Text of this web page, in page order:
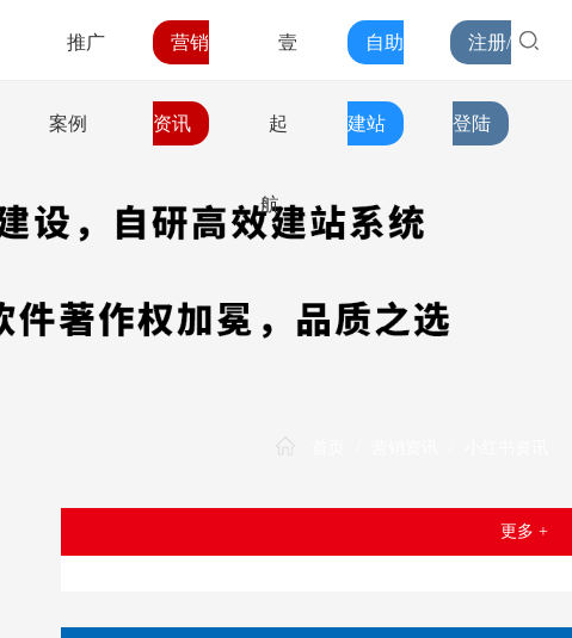
推广
案例
营销
资讯
壹
起
航
自助
建站
注册/
登陆
更多 +